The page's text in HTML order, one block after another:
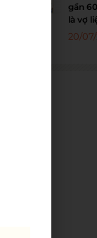
gần
là vợ
20/